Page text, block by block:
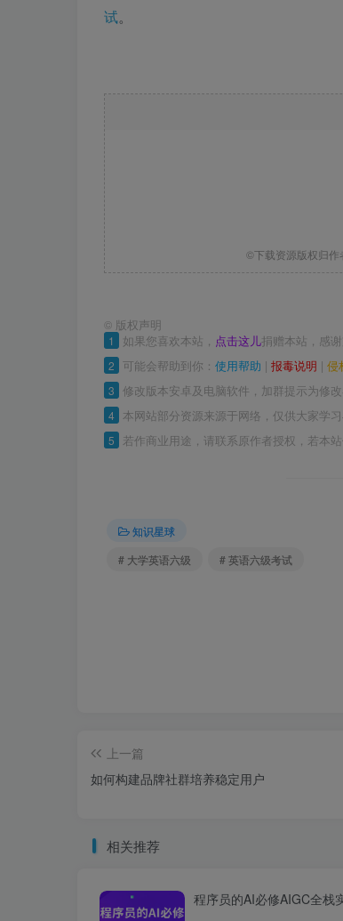
试。
©下载资源版权归作
© 版权声明
1 如果您喜欢本站， 点击这儿捐赠本站，感谢
2 可能会帮助到你： 使用帮助 | 报毒说明 | 侵
3 修改版本安卓及电脑软件，加群提示为修
4 本网站部分资源来源于网络，仅供大家学
5 若作商业用途，请联系原作者授权，若本
知识星球
# 大学英语六级
# 英语六级考试
上一篇
如何构建品牌社群培养稳定用户
相关推荐
程序员的AI必修AIGC全栈